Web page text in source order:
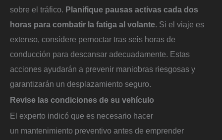
sobre el tráfico. Planifique pausas activas cada dos
horas para combatir la fatiga al volante. Si el viaje es
extenso, considere pernoctar tras seis horas de
conducción para descansar adecuadamente. Estas
acciones ayudarán a prevenir maniobras riesgosas y
garantizarán un desplazamiento seguro.
Revise las condiciones de su vehículo
El experto indicó que es necesario hacer
un mantenimiento preventivo antes de emprender